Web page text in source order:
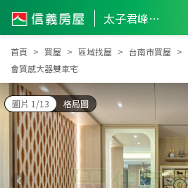
太子君峰會質感大器雙車宅
首頁 買屋 區域找屋 台南市買屋
會質感大器雙車宅
圖片 1/13 格局圖